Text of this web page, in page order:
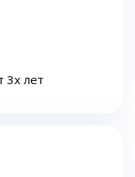
3х лет